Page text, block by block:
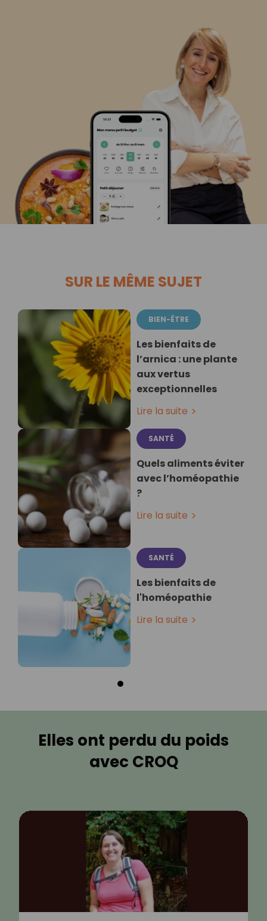
SUR LE MÊME SUJET
BIEN-ÊTRE
Les bienfaits de
l’arnica : une plante
aux vertus
exceptionnelles
Lire la suite
SANTÉ
Quels aliments éviter
avec l’homéopathie
?
Lire la suite
SANTÉ
Les bienfaits de
l'homéopathie
Lire la suite
Elles ont perdu du poids
avec CROQ